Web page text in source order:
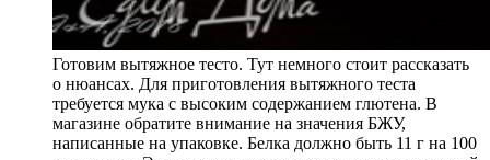
Готовим вытяжное тесто. Тут немного стоит рассказать
о нюансах. Для приготовления вытяжного теста
требуется мука с высоким содержанием глютена. В
магазине обратите внимание на значения БЖУ,
написанные на упаковке. Белка должно быть 11 г на 100